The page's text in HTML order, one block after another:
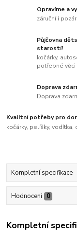
Opravíme a
záruční i
Půjčovna
starostí!
kočárky,
potřebné věci
Doprava
Doprava
Kvalitní potřeby pro
kočárky, pelíšky,
Kompletní specifikace
Hodnocení 0
Kompletní